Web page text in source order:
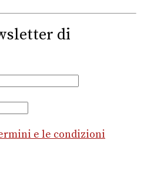
di
e le condizioni